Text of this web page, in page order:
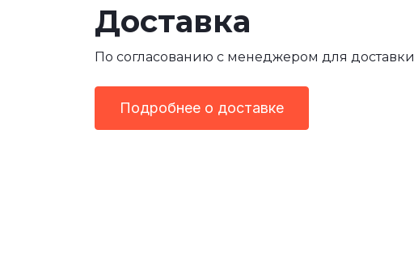
Доставка
По согласованию с менеджером для доставки
Подробнее о доставке